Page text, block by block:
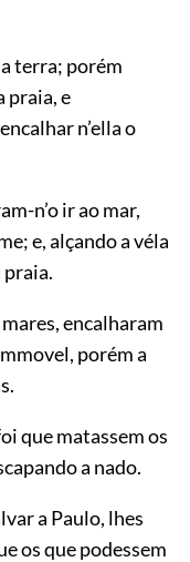
terra; porém
praia, e
n’ella o
n’o ir ao mar,
e, alçando a véla
encalharam
porém a
que matassem os
a nado.
a Paulo, lhes
os que podessem